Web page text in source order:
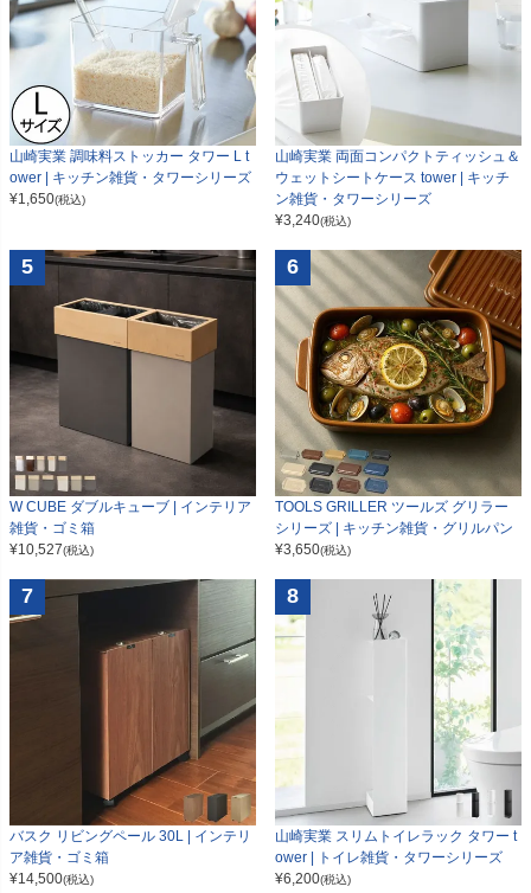
山崎実業 調味料ストッカー タワー L t
ower | キッチン雑貨・タワーシリーズ
¥1,650(税込)
山崎実業 両面コンパクトティッシュ＆
ウェットシートケース tower | キッチ
ン雑貨・タワーシリーズ
¥3,240(税込)
5
W CUBE ダブルキューブ | インテリア
雑貨・ゴミ箱
¥10,527(税込)
6
TOOLS GRILLER ツールズ グリラー
シリーズ | キッチン雑貨・グリルパン
¥3,650(税込)
7
バスク リビングペール 30L | インテリ
ア雑貨・ゴミ箱
¥14,500(税込)
8
山崎実業 スリムトイレラック タワー t
ower | トイレ雑貨・タワーシリーズ
¥6,200(税込)